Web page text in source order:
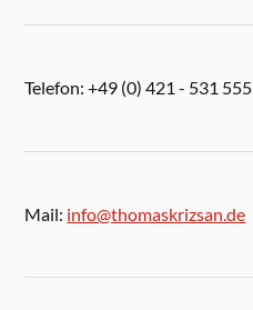
Telefon: +49 (0) 421 - 531 555
Mail: info@thomaskrizsan.de